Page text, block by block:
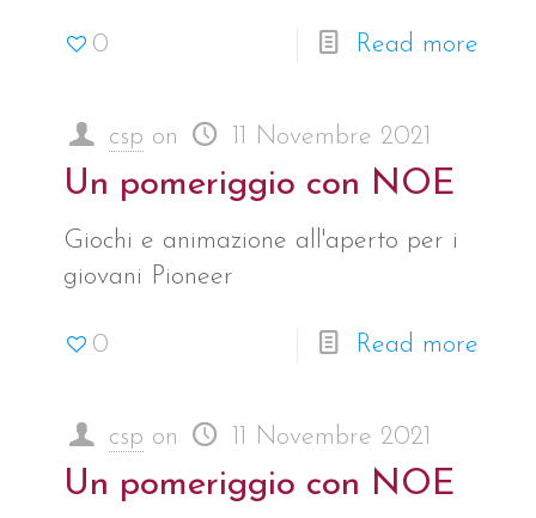
0 Read more
csp on 11 Novembre 2021
Un pomeriggio con NOE
Giochi e animazione all'aperto per i
giovani Pioneer
0 Read more
csp on 11 Novembre 2021
Un pomeriggio con NOE